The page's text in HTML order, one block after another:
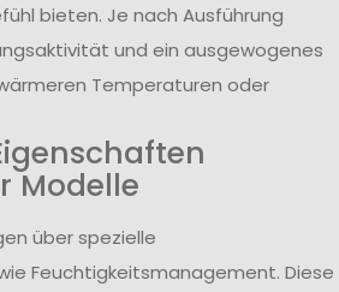
bieten. Je nach Ausführung
und ein ausgewogenes
Temperaturen oder
Modelle
über spezielle
Feuchtigkeitsmanagement. Diese